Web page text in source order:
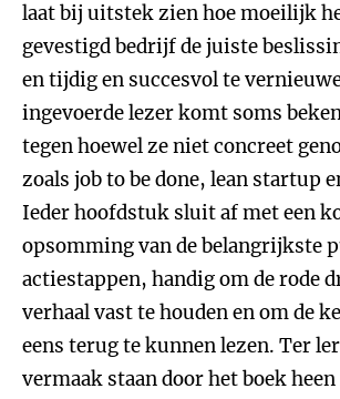
laat bij uitstek zien hoe moeilijk
gevestigd bedrijf de juiste
en tijdig en succesvol te
ingevoerde lezer komt soms
tegen hoewel ze niet concreet
zoals job to be done, lean startup
Ieder hoofdstuk sluit af met een
opsomming van de belangrijkste
actiestappen, handig om de rode
verhaal vast te houden en om de
eens terug te kunnen lezen. Ter
vermaak staan door het boek